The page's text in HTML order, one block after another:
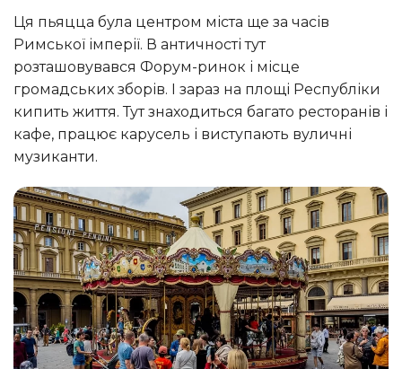
Ця пьяцца була центром міста ще за часів
Римської імперії. В античності тут
розташовувався Форум-ринок і місце
громадських зборів. І зараз на площі Республіки
кипить життя. Тут знаходиться багато ресторанів і
кафе, працює карусель і виступають вуличні
музиканти.